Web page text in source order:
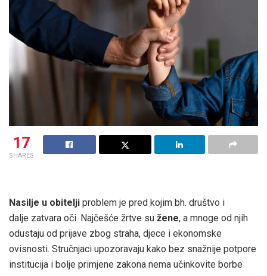
17
SHARES
Nasilje u obitelji problem je pred kojim bh. društvo i
dalje zatvara oči. Najčešće žrtve su žene, a mnoge od njih
odustaju od prijave zbog straha, djece i ekonomske
ovisnosti. Stručnjaci upozoravaju kako bez snažnije potpore
institucija i bolje primjene zakona nema učinkovite borbe